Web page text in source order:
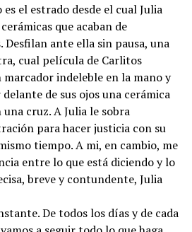
el estrado desde el cual Julia
que acaban de
Desfilan ante ella sin pausa, una
cual película de Carlitos
indeleble en la mano y
de sus ojos una cerámica
cruz. A Julia le sobra
para hacer justicia con su
tiempo. A mi, en cambio, me
entre lo que está diciendo y lo
breve y contundente, Julia
De todos los días y de cada